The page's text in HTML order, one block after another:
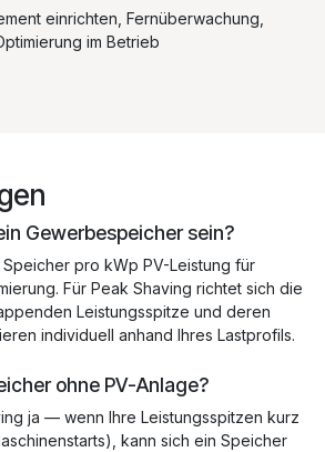
einrichten, Fernüberwachung,
im Betrieb
Gewerbespeicher sein?
Speicher pro kWp PV-Leistung für
Für Peak Shaving richtet sich die
Leistungsspitze und deren
individuell anhand Ihres Lastprofils.
ohne PV-Anlage?
ja — wenn Ihre Leistungsspitzen kurz
kann sich ein Speicher